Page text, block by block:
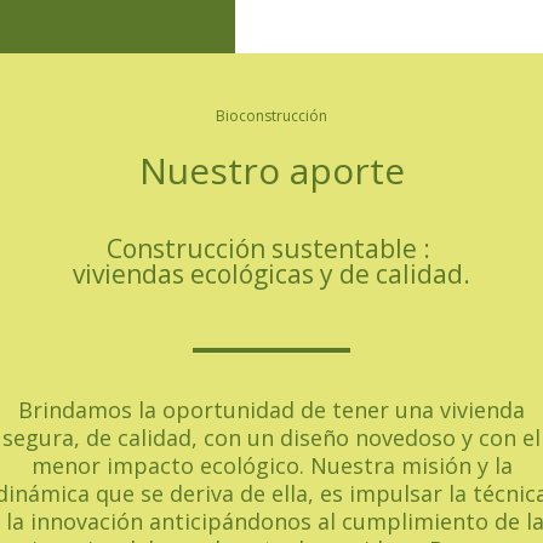
Bioconstrucción
Nuestro aporte
Construcción sustentable :
viviendas ecológicas y de calidad.
Brindamos la oportunidad de tener una vivienda
segura, de calidad, con un diseño novedoso y con el
menor impacto ecológico. Nuestra misión y la
que se deriva de ella, es impulsar la
la innovación anticipándonos al cumplimiento de